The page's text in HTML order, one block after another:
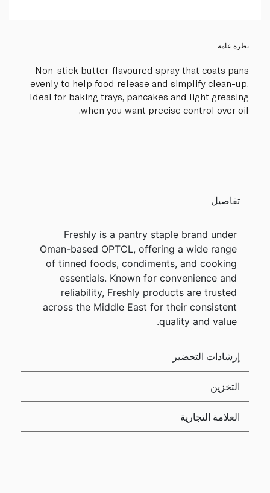
نظرة عامة
Non-stick butter-flavoured spray that coats pans
evenly to help food release and simplify clean-up.
Ideal for baking trays, pancakes and light greasing
when you want precise control over oil.
تفاصيل
Freshly is a pantry staple brand under
Oman-based OPTCL, offering a wide range
of tinned foods, condiments, and cooking
essentials. Known for convenience and
reliability, Freshly products are trusted
across the Middle East for their consistent
quality and value.
إرشادات التحضير
التخزين
العلامة التجارية